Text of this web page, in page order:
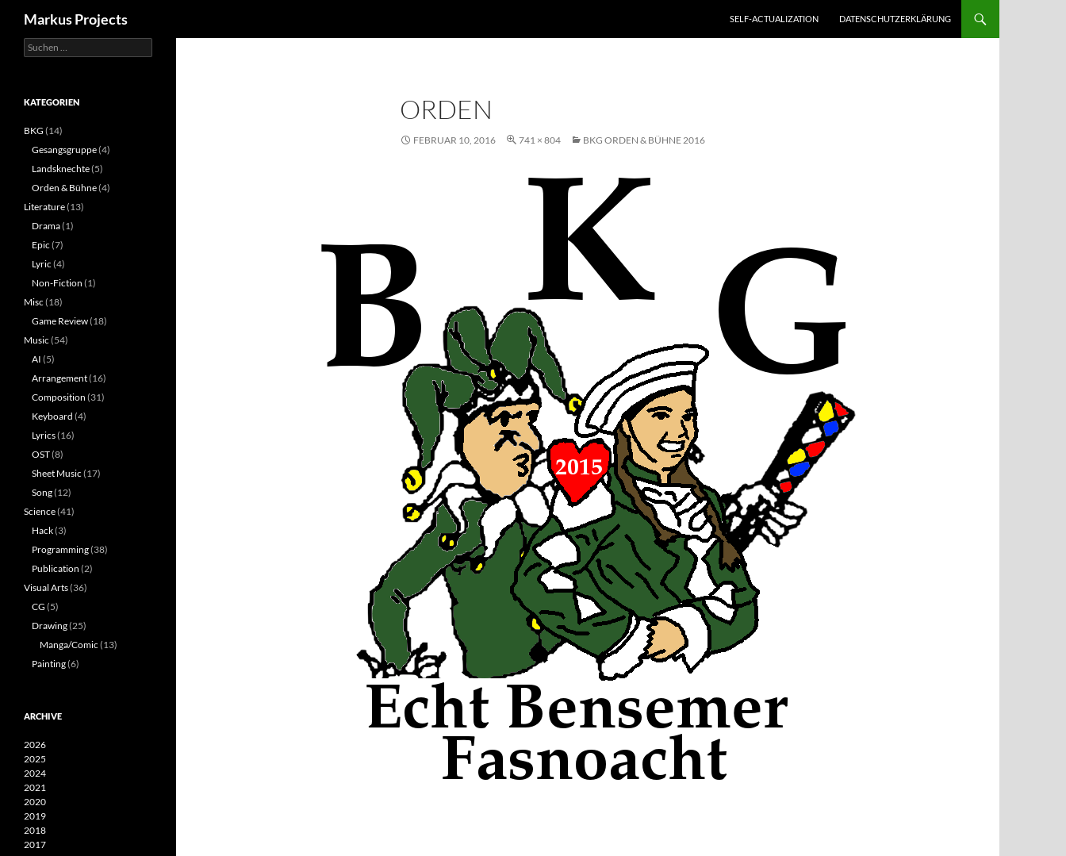
Markus Projects SELF-ACTUALIZATION DATENSCHUTZERKLÄRUNG
ORDEN
FEBRUAR 10, 2016 741 × 804 BKG ORDEN & BÜHNE 2016
Suchen
nach:
KATEGORIEN
BKG (14)
Gesangsgruppe(4)
Landsknechte(5)
Orden & Bühne(4)
Literature(13)
Drama(1)
Epic (7)
Lyric (4)
Non-Fiction (1)
Misc (18)
Game Review(18)
Music (54)
AI (5)
Arrangement(16)
Composition (31)
Keyboard (4)
Lyrics(16)
OST(8)
Sheet Music (17)
Song(12)
Science(41)
Hack(3)
Programming(38)
Publication (2)
Visual Arts(36)
CG (5)
Drawing(25)
Manga/Comic (13)
Painting(6)
ARCHIVE
2026
2025
2024
2021
2020
2019
2018
2017